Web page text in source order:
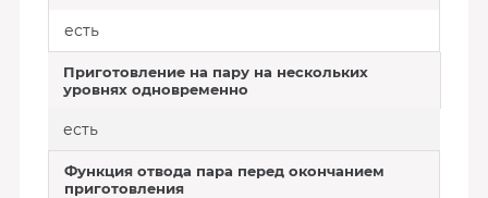
есть
Приготовление на пару на нескольких
уровнях одновременно
есть
Функция отвода пара перед окончанием
приготовления